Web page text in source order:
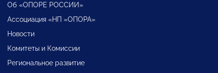
Об «ОПОРЕ РОССИИ»
Ассоциация «НП «ОПОРА»
Новости
Комитеты и Комиссии
Региональное развитие